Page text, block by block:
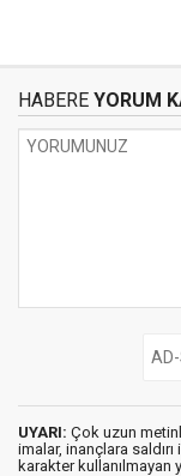
HABERE YORUM
UYARI: Çok uzun
imalar, inançlara
karakter kullanılmayan